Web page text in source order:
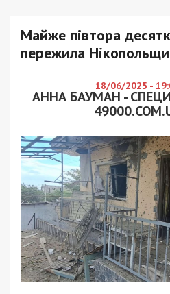
Майже півтора
пережила
18/06/2025 -
АННА БАУМАН -